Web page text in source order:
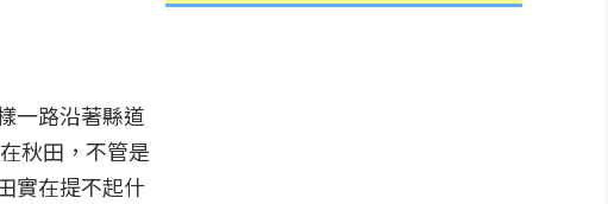
一路沿著縣道
秋田，不管是
實在提不起什